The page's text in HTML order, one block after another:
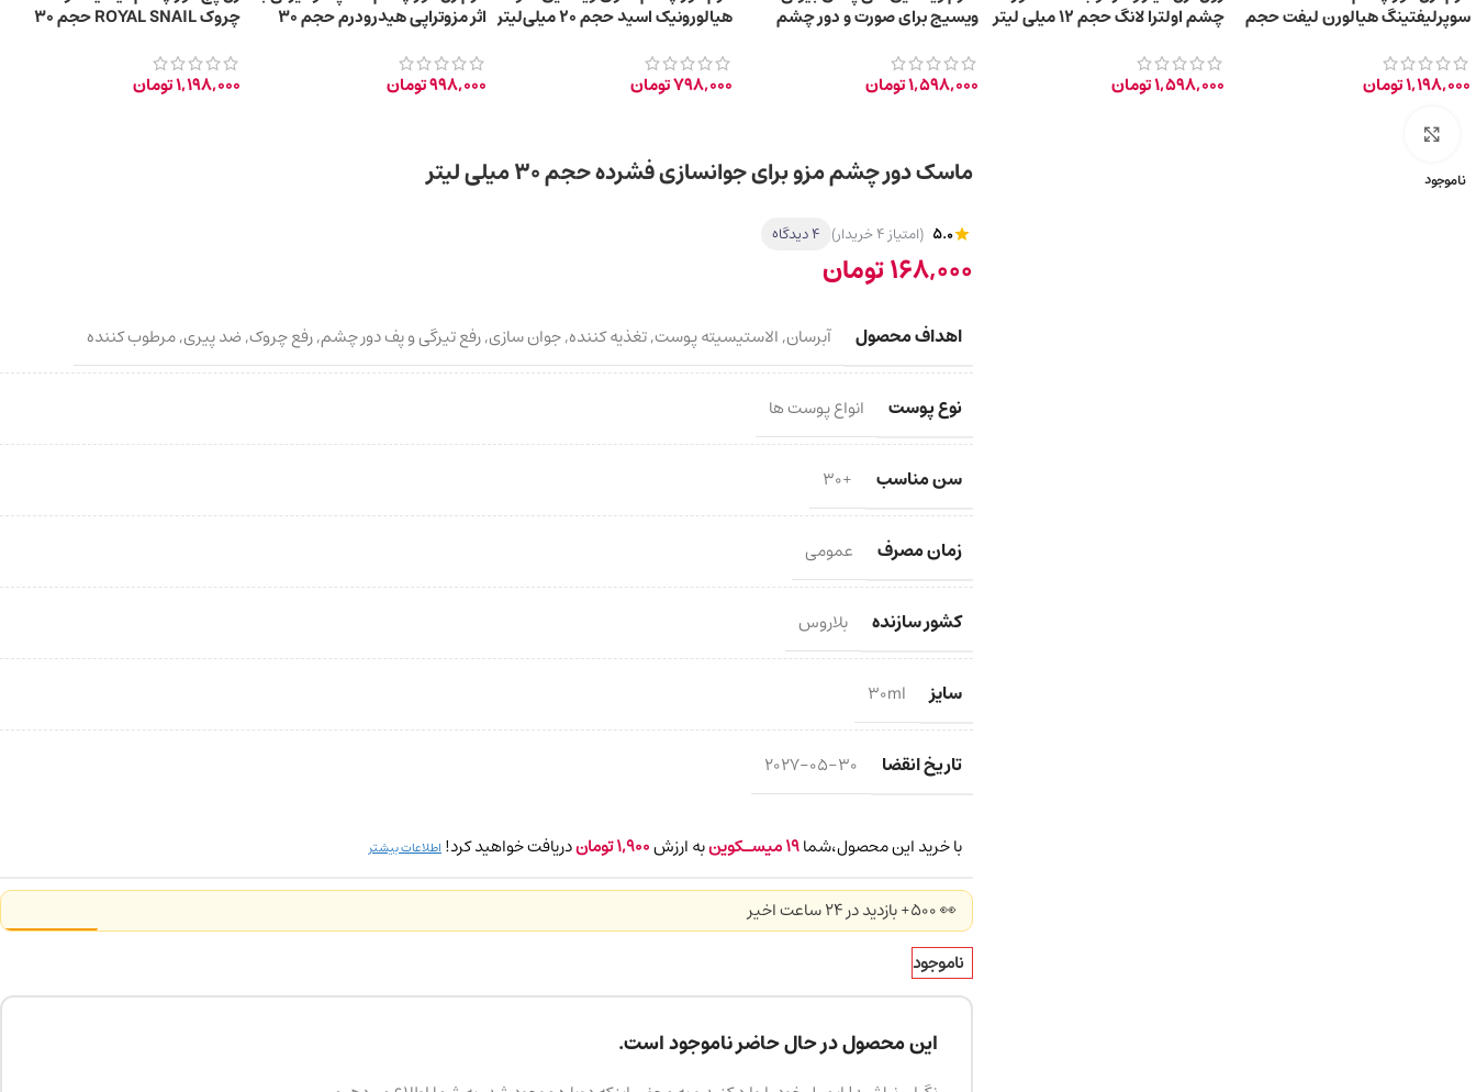
سوپرلیفتینگ هیالورن لیفت حجم
1,198,000تومان
چشم اولترا لانگ حجم 12 میلی لیتر
1,598,000تومان
ویسیج برای صورت و دور چشم
1,598,000تومان
هیالورونیک اسید حجم 20 میلی‌لیتر
798,000تومان
اثر مزوتراپی هیدرودرم حجم 30
998,000تومان
چروک ROYAL SNAIL حجم ۳۰
1,198,000تومان
ناموجود ماسک دور چشم مزو برای جوانسازی فشرده حجم 30 میلی لیتر
5.0 (امتیاز 4 خریدار) 4 دیدگاه
168,000تومان
اهداف محصول آبرسان,الاستیسیته پوست,تغذیه کننده,جوان سازی,رفع تیرگی و پف دور چشم,رفع چروک,ضد پیری,مرطوب کننده
نوع پوست انواع پوست ها
سن مناسب +30
زمان مصرف عمومی
کشور سازنده بلاروس
سایز 30ml
تاریخ انقضا 2027-05-30
با خرید این محصول،شما19میسـکوینبه ارزش1,900توماندریافت خواهید کرد! اطلاعات بیشتر
👀 500+ بازدید در ۲۴ ساعت اخیر
ناموجود
این محصول در حال حاضر ناموجود است.